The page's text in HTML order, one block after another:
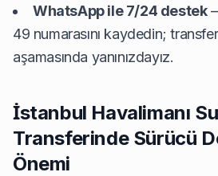
WhatsApp ile 7/24 destek
49 numarasını kaydedin;
aşamasında yanınızdayız.
İstanbul Havalimanı
Transferinde Sürücü
Önemi